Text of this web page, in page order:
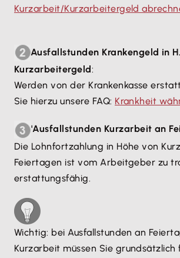
Kurzarbeit/Kurzarbeitergeld
Ausfallstunden Krankengeld in
Kurzarbeitergeld:
Werden von der Krankenkasse
Sie hierzu unsere FAQ: Krankheit
'Ausfallstunden Kurzarbeit an
Die Lohnfortzahlung in Höhe von
Feiertagen ist vom Arbeitgeber zu
erstattungsfähig.
Wichtig: bei Ausfallstunden an
Kurzarbeit müssen Sie grundsätzlich